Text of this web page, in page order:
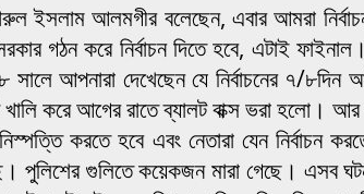
ইসলাম আলমগীর বলেছেন, এবার আমরা
গঠন করে নির্বাচন দিতে হবে, এটাই
আপনারা দেখেছেন যে নির্বাচনের ৭/৮দিন
করে আগের রাতে ব্যালট বাক্স ভরা হলো।
করতে হবে এবং নেতারা যেন নির্বাচন
গুলিতে কয়েকজন মারা গেছে। এসব